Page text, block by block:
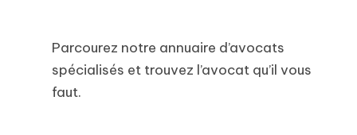
Parcourez notre annuaire d’avocats
spécialisés et trouvez l’avocat qu’il vous
faut.